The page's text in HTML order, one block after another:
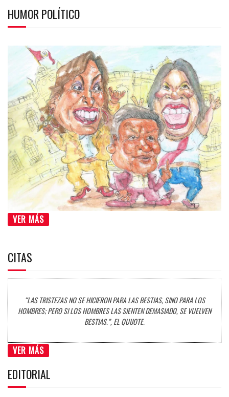
HUMOR POLÍTICO
VER MÁS
CITAS
“LAS TRISTEZAS NO SE HICIERON PARA LAS BESTIAS, SINO PARA LOS
HOMBRES; PERO SI LOS HOMBRES LAS SIENTEN DEMASIADO, SE VUELVEN
BESTIAS.”, EL QUIJOTE.
VER MÁS
EDITORIAL